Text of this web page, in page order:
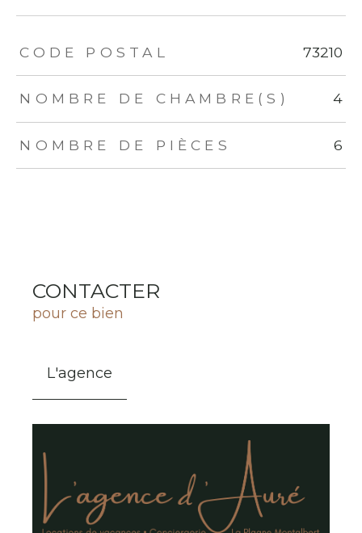
TRAD_ZEPHYR_Caracteristique TRAD_ZEPHYR_Valeurs
CODE POSTAL 73210
NOMBRE DE CHAMBRE(S) 4
NOMBRE DE PIÈCES 6
CONTACTER
pour ce bien
L'agence